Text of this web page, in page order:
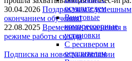
осушителем
Винтовые
компрессорные
установки
C ресивером и
осушителем
30.04.2026 Поздравляем с успешным
окончанием обучения!
22.08.2025 Временные изменения в
режиме работы склада
Подписка на новости компании